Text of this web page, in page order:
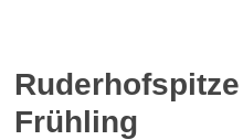
Frühling